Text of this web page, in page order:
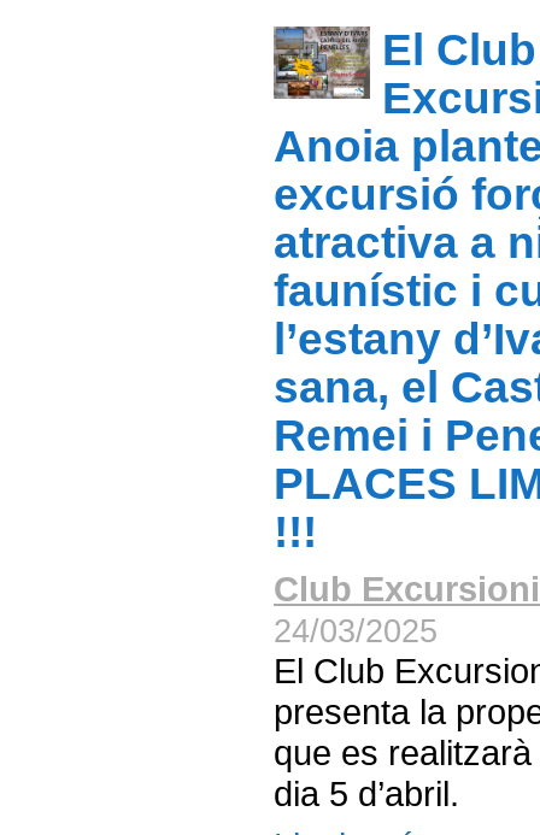
El Club
Anoia
excursió
atractiva a
faunístic i
l’estany
sana, el
Remei i
PLACES
!!!
Club
24/03/2025
El Club
presenta la
que es
dia 5 d’abril.